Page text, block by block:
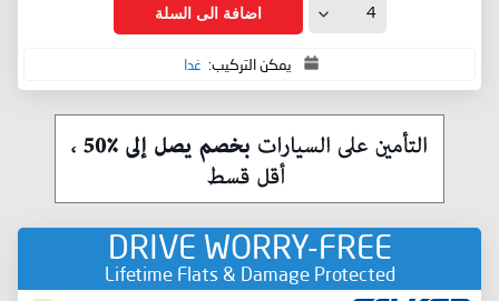
اضافة الى السلة
يمكن التركيب: غدا
DRIVE WORRY-FREE
Lifetime Flats & Damage Protected